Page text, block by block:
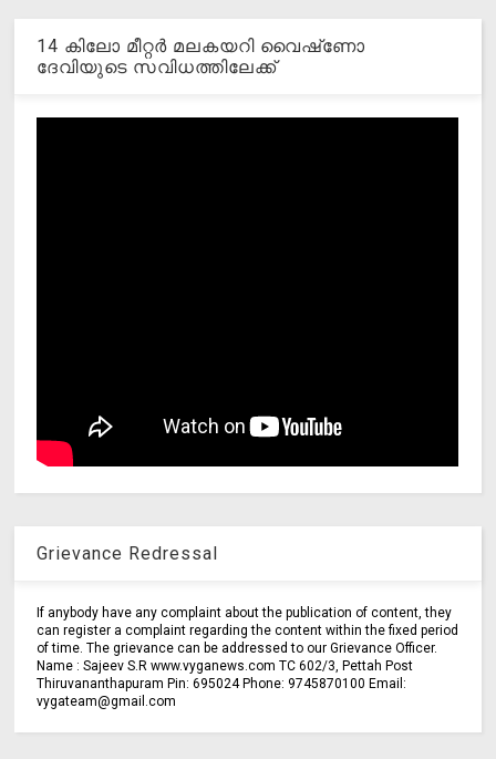
14 കിലോ മീറ്റര്‍ മലകയറി വൈഷ്‌ണോ
ദേവിയുടെ സവിധത്തിലേക്ക്
Grievance Redressal
If anybody have any complaint about the publication of content, they
can register a complaint regarding the content within the fixed period
of time. The grievance can be addressed to our Grievance Officer.
Name : Sajeev S.R www.vyganews.com TC 602/3, Pettah Post
Thiruvananthapuram Pin: 695024 Phone: 9745870100 Email:
vygateam@gmail.com